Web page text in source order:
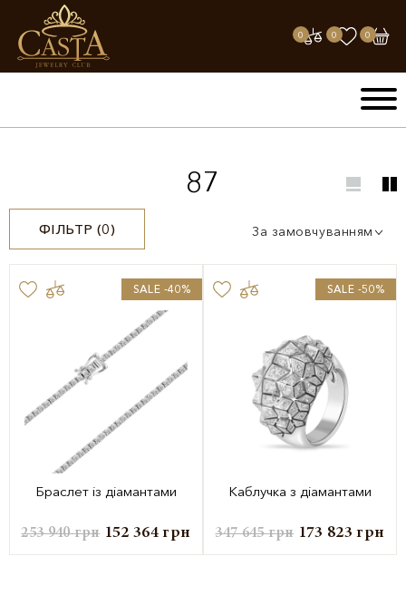
0 0 0
87
ФІЛЬТР (0) За замовчуванням
SALE -40%
Браслет із діамантами
253 940грн 152 364грн
SALE -50%
Каблучка з діамантами
347 645грн 173 823грн